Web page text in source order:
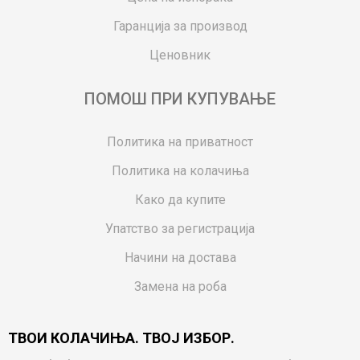
Гаранција за производ
Ценовник
ПОМОШ ПРИ КУПУВАЊЕ
Политика на приватност
Политика на колачиња
Како да купите
Упатство за регистрација
Начини на достава
Замена на роба
Ваучери
ТВОИ КОЛАЧИЊА. ТВОЈ ИЗБОР.